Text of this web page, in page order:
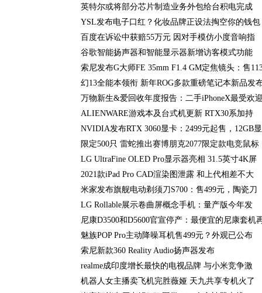
英特尔或将部分芯片制造业务外包给台积电完成
YSL发布电子口红？化妆品牌正设法掏空你的钱包
百度在诉讼中获赔55万元 因对手模仿小度音响指
谷歌智能扬声器和智能显示器新增访客模式功能
索尼发布G大师FE 35mm F1.4 GM定焦镜头：售
幻13全能本领衔 新年ROG多款重磅笔记本新品发
万物新生&爱回收年度报告：二手iPhoneX最受欢
ALIENWARE游戏本及台式机更新 RTX30系加持
NVIDIA发布RTX 3060显卡：2499元起售，12GB
限定500只 雷蛇推出赛博朋克2077限定款电竞鼠标
LG UltraFine OLED Pro显示器亮相 31.5英寸4K屏
2021款iPad Pro CAD渲染图泄露 和上代相差不大
米家发布旗舰电动剃须刀S700：售499元，陶瓷刀
LG Rollable展示卷曲屏概念手机：量产版今年发
尼康D3500和D5600官宣停产：最便宜的尼康套机
魅族POP Pro主动降噪耳机售499元？外观已公布
索尼新款360 Reality Audio扬声器发布
realme成印度增长最快的电视品牌 与小米竞争激
机器人女主播卖飞机完胜薇娅 天九共享专机火了